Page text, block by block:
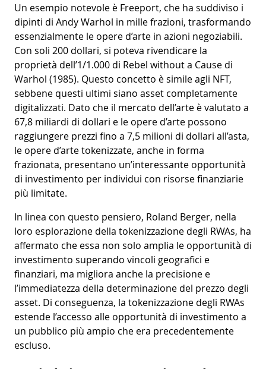
Un esempio notevole è Freeport, che ha suddiviso i
dipinti di Andy Warhol in mille frazioni, trasformando
essenzialmente le opere d’arte in azioni negoziabili.
Con soli 200 dollari, si poteva rivendicare la
proprietà dell’1/1.000 di Rebel without a Cause di
Warhol (1985). Questo concetto è simile agli NFT,
sebbene questi ultimi siano asset completamente
digitalizzati. Dato che il mercato dell’arte è valutato a
67,8 miliardi di dollari e le opere d’arte possono
raggiungere prezzi fino a 7,5 milioni di dollari all’asta,
le opere d’arte tokenizzate, anche in forma
frazionata, presentano un’interessante opportunità
di investimento per individui con risorse finanziarie
più limitate.
In linea con questo pensiero, Roland Berger, nella
loro esplorazione della tokenizzazione degli RWAs, ha
affermato che essa non solo amplia le opportunità di
investimento superando vincoli geografici e
finanziari, ma migliora anche la precisione e
l’immediatezza della determinazione del prezzo degli
asset. Di conseguenza, la tokenizzazione degli RWAs
estende l’accesso alle opportunità di investimento a
un pubblico più ampio che era precedentemente
escluso.